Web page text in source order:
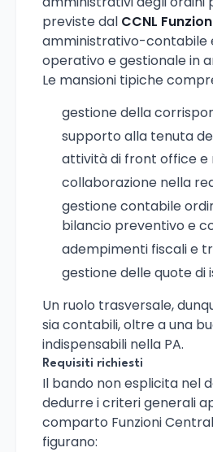
previste dal CCNL
amministrativo-contabile
operativo e gestionale in
Le mansioni tipiche
gestione della
supporto alla tenuta
attività di front office e
collaborazione nella
gestione contabile
bilancio preventivo e
adempimenti fiscali e
gestione delle quote di
Un ruolo trasversale,
sia contabili, oltre a una
indispensabili nella PA.
Requisiti richiesti
Il bando non esplicita nel
dedurre i criteri generali
comparto Funzioni
figurano: